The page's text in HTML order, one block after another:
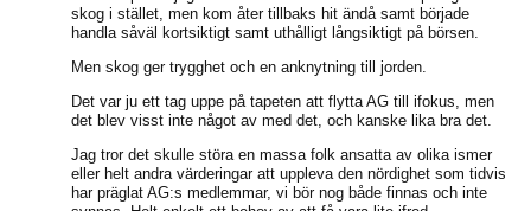
skog i stället, men kom åter tillbaks hit ändå samt började
handla såväl kortsiktigt samt uthålligt långsiktigt på börsen.
Men skog ger trygghet och en anknytning till jorden.
Det var ju ett tag uppe på tapeten att flytta AG till ifokus, men
det blev visst inte något av med det, och kanske lika bra det.
Jag tror det skulle störa en massa folk ansatta av olika ismer
eller helt andra värderingar att uppleva den nördighet som tidvis
har präglat AG:s medlemmar, vi bör nog både finnas och inte